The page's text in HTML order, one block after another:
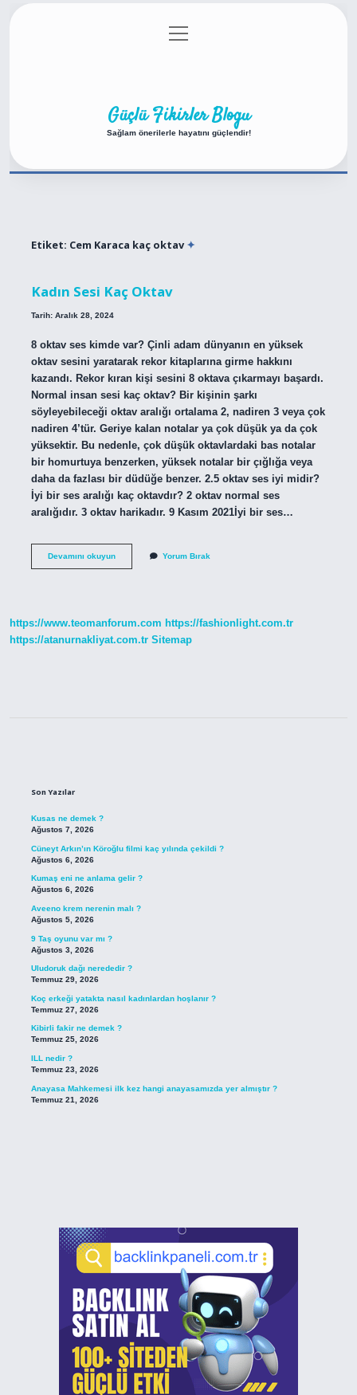
Gizlilik Politikası
menüyü
aç
Güçlü Fikirler Blogu
Sağlam önerilerle hayatını güçlendir!
Etiket: Cem Karaca kaç oktav
Kadın Sesi Kaç Oktav
Tarih: Aralık 28, 2024
8 oktav ses kimde var? Çinli adam dünyanın en yüksek
oktav sesini yaratarak rekor kitaplarına girme hakkını
kazandı. Rekor kıran kişi sesini 8 oktava çıkarmayı başardı.
Normal insan sesi kaç oktav? Bir kişinin şarkı
söyleyebileceği oktav aralığı ortalama 2, nadiren 3 veya çok
nadiren 4’tür. Geriye kalan notalar ya çok düşük ya da çok
yüksektir. Bu nedenle, çok düşük oktavlardaki bas notalar
bir homurtuya benzerken, yüksek notalar bir çığlığa veya
daha da fazlası bir düdüğe benzer. 2.5 oktav ses iyi midir?
İyi bir ses aralığı kaç oktavdır? 2 oktav normal ses
aralığıdır. 3 oktav harikadır. 9 Kasım 2021İyi bir ses…
Devamını okuyunKadın
Yorum Bırak
https://www.teomanforum.com https://fashionlight.com.tr
https://atanurnakliyat.com.tr Sitemap
Son Yazılar
Kusas ne demek ?
Ağustos 7, 2026
Cüneyt Arkın’ın Köroğlu filmi kaç yılında çekildi ?
Ağustos 6, 2026
Kumaş eni ne anlama gelir ?
Ağustos 6, 2026
Aveeno krem nerenin malı ?
Ağustos 5, 2026
9 Taş oyunu var mı ?
Ağustos 3, 2026
Uludoruk dağı nerededir ?
Temmuz 29, 2026
Koç erkeği yatakta nasıl kadınlardan hoşlanır ?
Temmuz 27, 2026
Kibirli fakir ne demek ?
Temmuz 25, 2026
ILL nedir ?
Temmuz 23, 2026
Anayasa Mahkemesi ilk kez hangi anayasamızda yer almıştır ?
Temmuz 21, 2026